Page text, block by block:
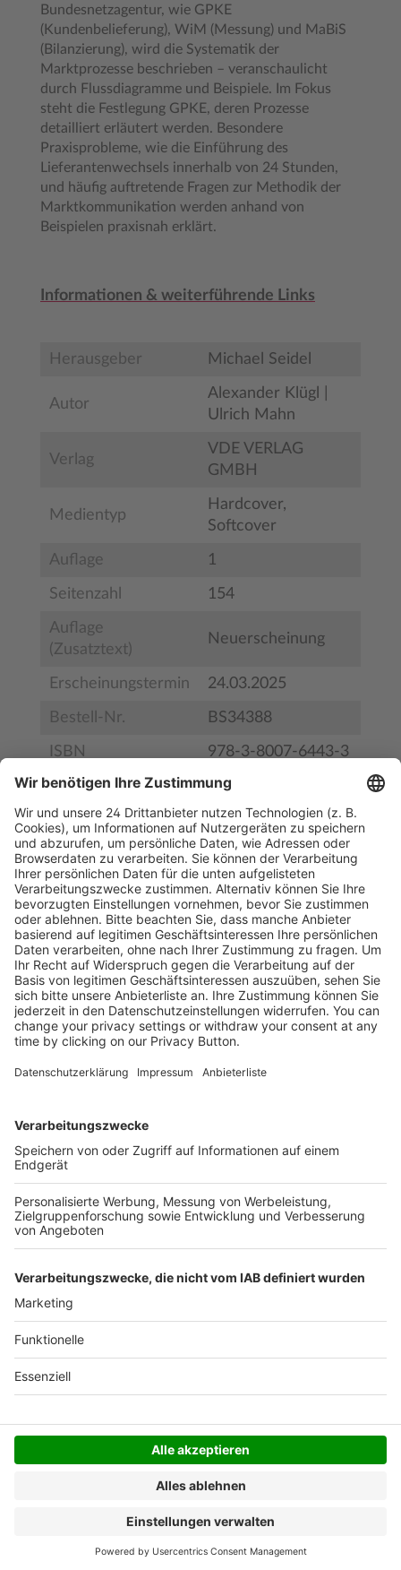
Bundesnetzagentur, wie GPKE
(Kundenbelieferung), WiM (Messung) und MaBiS
(Bilanzierung), wird die Systematik der
Marktprozesse beschrieben – veranschaulicht
durch Flussdiagramme und Beispiele. Im Fokus
steht die Festlegung GPKE, deren Prozesse
detailliert erläutert werden. Besondere
Praxisprobleme, wie die Einführung des
Lieferantenwechsels innerhalb von 24 Stunden,
und häufig auftretende Fragen zur Methodik der
Marktkommunikation werden anhand von
Beispielen praxisnah erklärt.
Informationen & weiterführende Links
Herausgeber Michael Seidel
Autor
Alexander Klügl |
Ulrich Mahn
Verlag
VDE VERLAG
GMBH
Medientyp
Hardcover,
Softcover
Auflage 1
Seitenzahl 154
Auflage
(Zusatztext)
Neuerscheinung
Erscheinungstermin 24.03.2025
Bestell-Nr. BS34388
ISBN 978-3-8007-6443-3
Leseprobe
Kostenlose Rücksendung bis zu 14 Tage nach
Bestelleingang (innerhalb Deutschlands).
Versandkosten.
Der Bestellprozess ist mit Hilfe eines SSL-
SERVICE HOTLINE
SHOP SERVICE
Versandkostenund ggf. Nachnahmegebühren, wenn
nicht anders angegeben.